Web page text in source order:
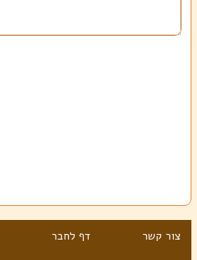
דף לחבר צור קשר